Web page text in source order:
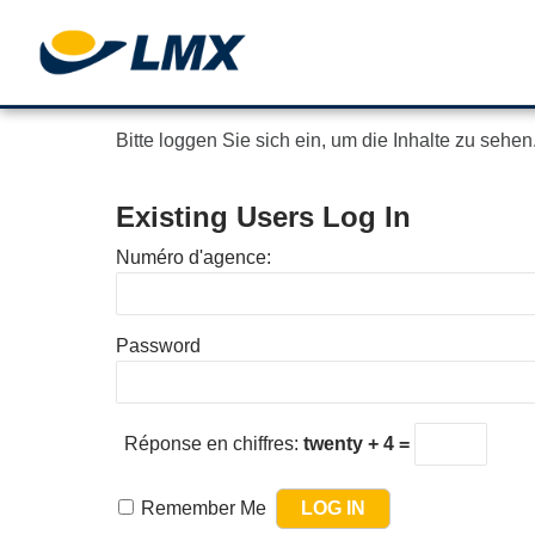
Bitte loggen Sie sich ein, um die Inhalte zu sehen.
Existing Users Log In
Numéro d'agence:
Password
Réponse en chiffres: twenty + 4 =
Remember Me